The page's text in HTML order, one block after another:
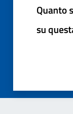
Quanto
su